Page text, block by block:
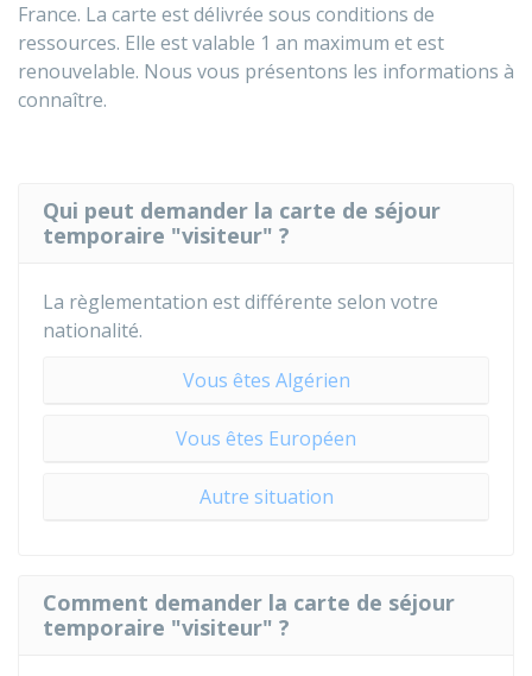
France. La carte est délivrée sous conditions de
ressources. Elle est valable 1 an maximum et est
renouvelable. Nous vous présentons les informations à
connaître.
Qui peut demander la carte de séjour
temporaire "visiteur" ?
La règlementation est différente selon votre
nationalité.
Vous êtes Algérien
Vous êtes Européen
Autre situation
Comment demander la carte de séjour
temporaire "visiteur" ?